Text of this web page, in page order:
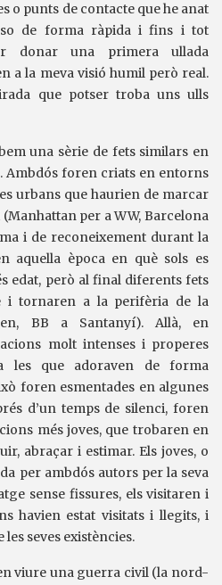
o punts de contacte que he anat
de forma ràpida i fins i tot
donar una primera ullada
a la meva visió humil però real.
que potser troba uns ulls
una sèrie de fets similars en
Ambdós foren criats en entorns
urbans que haurien de marcar
per a WW, Barcelona
i de reconeixement durant la
aquella època en què sols es
edat, però al final diferents fets
i tornaren a la perifèria de la
BB a Santanyí). Allà, en
molt intenses i properes
les que adoraven de forma
foren esmentades en algunes
d’un temps de silenci, foren
més joves, que trobaren en
abraçar i estimar. Els joves, o
per ambdós autors per la seva
sense fissures, els visitaren i
havien estat visitats i llegits, i
seves existències.
viure una guerra civil (la nord-